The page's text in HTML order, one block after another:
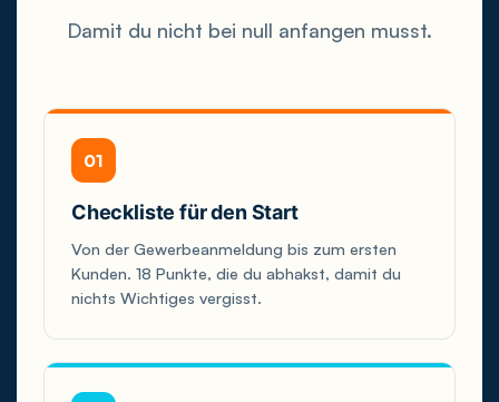
Damit du nicht bei null anfangen musst.
01
Checkliste für den Start
Von der Gewerbeanmeldung bis zum ersten
Kunden. 18 Punkte, die du abhakst, damit du
nichts Wichtiges vergisst.